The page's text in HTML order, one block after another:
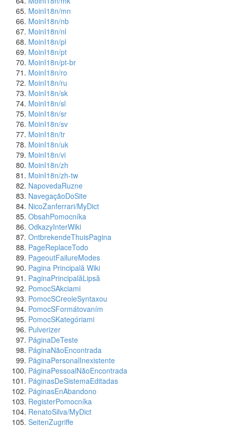
MoinI18n/mn
MoinI18n/nb
MoinI18n/nl
MoinI18n/pl
MoinI18n/pt
MoinI18n/pt-br
MoinI18n/ro
MoinI18n/ru
MoinI18n/sk
MoinI18n/sl
MoinI18n/sr
MoinI18n/sv
MoinI18n/tr
MoinI18n/uk
MoinI18n/vi
MoinI18n/zh
MoinI18n/zh-tw
NapovedaRuzne
NavegaçãoDoSite
NicoZanferrari/MyDict
ObsahPomocníka
OdkazyInterWiki
OntbrekendeThuisPagina
PageReplaceTodo
PageoutFailureModes
Pagina Principală Wiki
PaginaPrincipalăLipsă
PomocSAkciami
PomocSCreoleSyntaxou
PomocSFormátovaním
PomocSKategóriami
Pulverizer
PáginaDeTeste
PáginaNãoEncontrada
PáginaPersonalInexistente
PáginaPessoalNãoEncontrada
PáginasDeSistemaEditadas
PáginasEnAbandono
RegisterPomocníka
RenatoSilva/MyDict
SeitenZugriffe